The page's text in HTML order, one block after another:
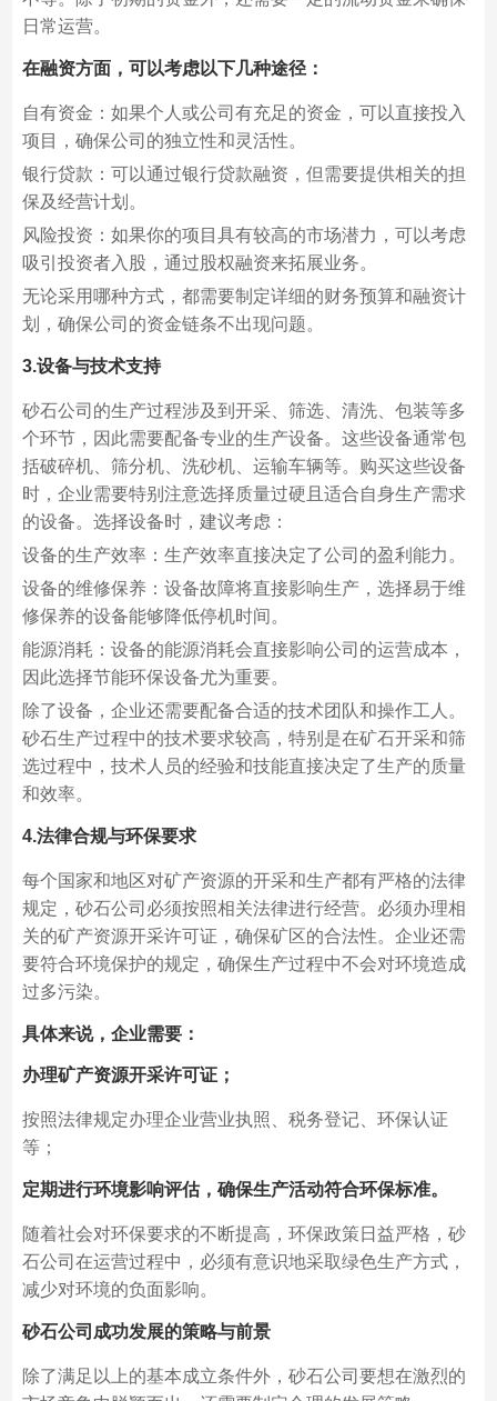
日常运营。
在融资方面，可以考虑以下几种途径：
自有资金：如果个人或公司有充足的资金，可以直接投入
项目，确保公司的独立性和灵活性。
银行贷款：可以通过银行贷款融资，但需要提供相关的担
保及经营计划。
风险投资：如果你的项目具有较高的市场潜力，可以考虑
吸引投资者入股，通过股权融资来拓展业务。
无论采用哪种方式，都需要制定详细的财务预算和融资计
划，确保公司的资金链条不出现问题。
3.设备与技术支持
砂石公司的生产过程涉及到开采、筛选、清洗、包装等多
个环节，因此需要配备专业的生产设备。这些设备通常包
括破碎机、筛分机、洗砂机、运输车辆等。购买这些设备
时，企业需要特别注意选择质量过硬且适合自身生产需求
的设备。选择设备时，建议考虑：
设备的生产效率：生产效率直接决定了公司的盈利能力。
设备的维修保养：设备故障将直接影响生产，选择易于维
修保养的设备能够降低停机时间。
能源消耗：设备的能源消耗会直接影响公司的运营成本，
因此选择节能环保设备尤为重要。
除了设备，企业还需要配备合适的技术团队和操作工人。
砂石生产过程中的技术要求较高，特别是在矿石开采和筛
选过程中，技术人员的经验和技能直接决定了生产的质量
和效率。
4.法律合规与环保要求
每个国家和地区对矿产资源的开采和生产都有严格的法律
规定，砂石公司必须按照相关法律进行经营。必须办理相
关的矿产资源开采许可证，确保矿区的合法性。企业还需
要符合环境保护的规定，确保生产过程中不会对环境造成
过多污染。
具体来说，企业需要：
办理矿产资源开采许可证；
按照法律规定办理企业营业执照、税务登记、环保认证
等；
定期进行环境影响评估，确保生产活动符合环保标准。
随着社会对环保要求的不断提高，环保政策日益严格，砂
石公司在运营过程中，必须有意识地采取绿色生产方式，
减少对环境的负面影响。
砂石公司成功发展的策略与前景
除了满足以上的基本成立条件外，砂石公司要想在激烈的